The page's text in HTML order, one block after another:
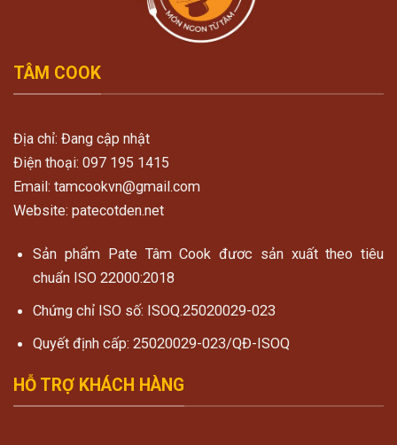
TÂM COOK
Địa chỉ: Đang cập nhật
Điện thoại: 097 195 1415
Email: tamcookvn@gmail.com
Website: patecotden.net
Sản phẩm Pate Tâm Cook đươc sản xuất theo tiêu
chuẩn ISO 22000:2018
Chứng chỉ ISO số: ISOQ.25020029-023
Quyết định cấp: 25020029-023/QĐ-ISOQ
HỖ TRỢ KHÁCH HÀNG